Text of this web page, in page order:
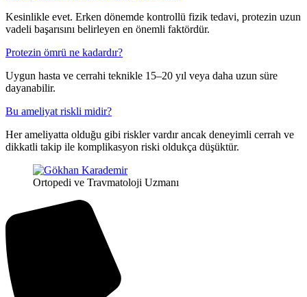
Kesinlikle evet. Erken dönemde kontrollü fizik tedavi, protezin uzun
vadeli başarısını belirleyen en önemli faktördür.
Protezin ömrü ne kadardır?
Uygun hasta ve cerrahi teknikle 15–20 yıl veya daha uzun süre
dayanabilir.
Bu ameliyat riskli midir?
Her ameliyatta olduğu gibi riskler vardır ancak deneyimli cerrah ve
dikkatli takip ile komplikasyon riski oldukça düşüktür.
Ortopedi ve Travmatoloji Uzmanı